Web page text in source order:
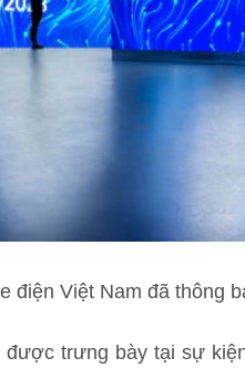
điện Việt Nam đã thông
trưng bày tại sự